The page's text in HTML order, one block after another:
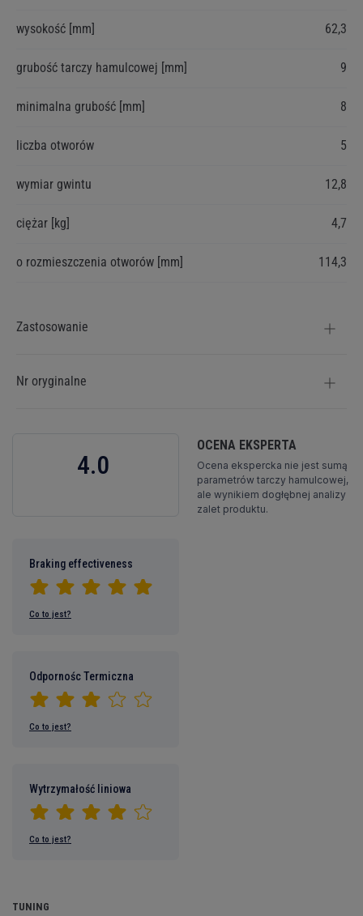
wysokość [mm] 62,3
grubość tarczy hamulcowej [mm] 9
minimalna grubość [mm] 8
liczba otworów 5
wymiar gwintu 12,8
ciężar [kg] 4,7
o rozmieszczenia otworów [mm] 114,3
Zastosowanie
Nr oryginalne
4.0
OCENA EKSPERTA
Ocena ekspercka nie jest sumą
parametrów tarczy hamulcowej,
ale wynikiem dogłębnej analizy
zalet produktu.
Braking effectiveness
Co to jest?
Odpornośc Termiczna
Co to jest?
Wytrzymałość liniowa
Co to jest?
TUNING